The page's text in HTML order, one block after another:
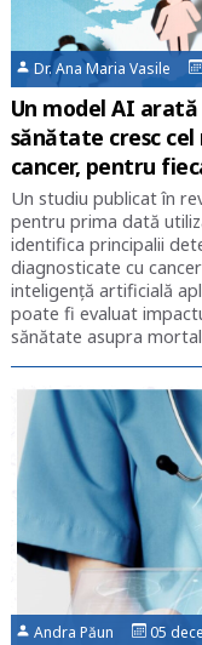
Dr. Ana Maria Vasile
Un model AI
sănătate cresc
cancer, pentru
Un studiu publicat în
pentru prima dată
identifica principalii
diagnosticate cu
inteligență artificială
poate fi evaluat
sănătate asupra
Andra Păun 05